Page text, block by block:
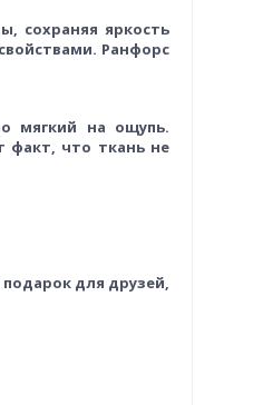
сохраняя яркость
Ранфорс
мягкий на ощупь.
факт, что ткань не
для друзей,